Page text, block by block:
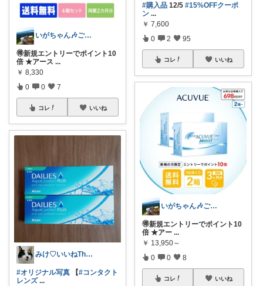
いがちゃん🎶ご購入感謝です🎶
🉐新規エントリーでポイント10
倍 ★アース ...
￥ 8,330
0 0 7
コレ いいね
みけ♡いいねThanks☆
#オリジナル写真 【#コンタクト
レンズ ...
#購入品 12/5 #15%OFFクーポ
ン ...
￥ 7,600
0 2 95
コレ いいね
いがちゃん🎶ご購入感謝です🎶
🉐新規エントリーでポイント10
倍 ★アー ...
￥ 13,950～
0 0 8
コレ いいね